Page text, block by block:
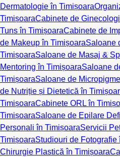
Dermatologie în Timișoara
TimișoaraCabinete de
Tuns în TimișoaraCabinete de
de Makeup în TimișoaraSaloane
TimișoaraSaloane de Masaj &
Mentoring în TimișoaraSaloane
TimișoaraSaloane de
de Nutriție și Dietetică în
TimișoaraCabinete ORL în
TimișoaraSaloane de Epilare
Personali în TimișoaraServicii
TimișoaraStudiouri de Fotografie
Chirurgie Plastică în Timișoara